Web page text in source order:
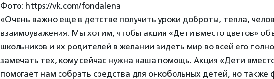
Фото: https://vk.com/fondalena
«Очень важно еще в детстве получить уроки доброты, тепла,
взаимоуважения. Мы хотим, чтобы акция «Дети вместо цветов»
школьников и их родителей в желании видеть мир во всей его
замечать тех, кому сейчас нужна наша помощь. Акция «Дети
помогает нам собрать средства для онкобольных детей, но также